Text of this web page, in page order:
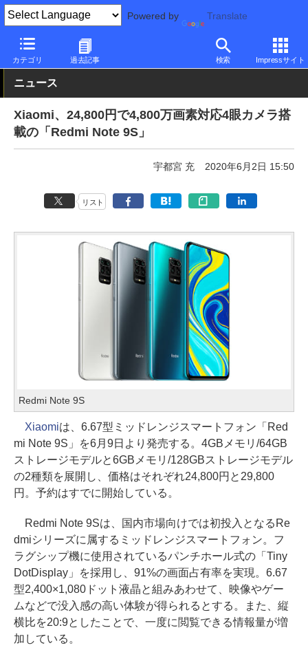
Powered by Translate
カテゴリ 過去記事 検索 Impressサイト
PC Watch パソコン/タブレット/スマートフォン スマートフォン
ニュース
Xiaomi、24,800円で4,800万画素対応4眼カメラ搭
載の「Redmi Note 9S」
宇都宮 充 2020年6月2日 15:50
リスト
Redmi Note 9S
Xiaomiは、6.67型ミッドレンジスマートフォン「Red
mi Note 9S」を6月9日より発売する。4GBメモリ/64GB
ストレージモデルと6GBメモリ/128GBストレージモデル
の2種類を展開し、価格はそれぞれ24,800円と29,800
円。予約はすでに開始している。
Redmi Note 9Sは、国内市場向けでは初投入となるRe
dmiシリーズに属するミッドレンジスマートフォン。フ
ラグシップ機に使用されているパンチホール式の「Tiny
DotDisplay」を採用し、91%の画面占有率を実現。6.67
型2,400×1,080ドット液晶と組みあわせて、映像やゲー
ムなどで没入感の高い体験が得られるとする。また、縦
横比を20:9としたことで、一度に閲覧できる情報量が増
加している。